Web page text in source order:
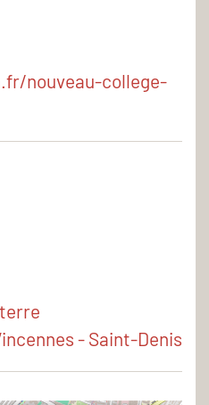
nouveau-college-
- Saint-Denis